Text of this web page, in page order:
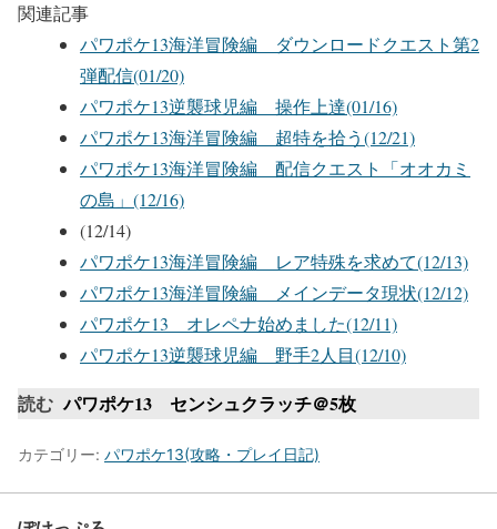
関連記事
パワポケ13海洋冒険編 ダウンロードクエスト第2
弾配信(01/20)
パワポケ13逆襲球児編 操作上達(01/16)
パワポケ13海洋冒険編 超特を拾う(12/21)
パワポケ13海洋冒険編 配信クエスト「オオカミ
の島」(12/16)
(12/14)
パワポケ13海洋冒険編 レア特殊を求めて(12/13)
パワポケ13海洋冒険編 メインデータ現状(12/12)
パワポケ13 オレペナ始めました(12/11)
パワポケ13逆襲球児編 野手2人目(12/10)
読む パワポケ13 センシュクラッチ＠5枚
カテゴリー: パワポケ13(攻略・プレイ日記)